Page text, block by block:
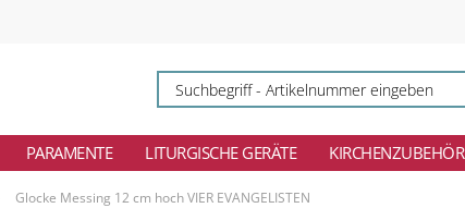
PARAMENTE LITURGISCHE GERÄTE KIRCHENZUBEHÖR
Glocke Messing 12 cm hoch VIER EVANGELISTEN